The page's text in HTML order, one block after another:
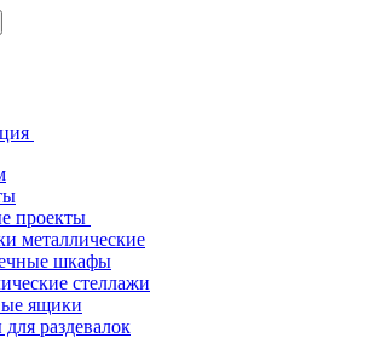
проекты
металлические
шкафы
стеллажи
ящики
раздевалок